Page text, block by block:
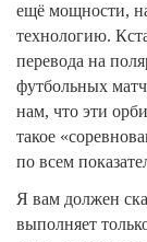
ещё мощности,
технологию.
перевода на
футбольных
нам, что эти
такое
по всем
Я вам должен
выполняет